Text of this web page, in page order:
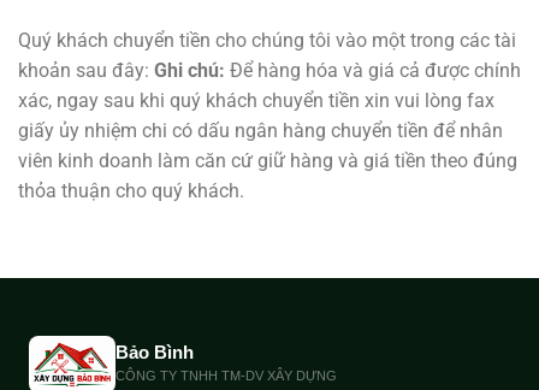
Quý khách chuyển tiền cho chúng tôi vào một trong các tài
khoản sau đây: Ghi chú: Để hàng hóa và giá cả được chính
xác, ngay sau khi quý khách chuyển tiền xin vui lòng fax
giấy ủy nhiệm chi có dấu ngân hàng chuyển tiền để nhân
viên kinh doanh làm căn cứ giữ hàng và giá tiền theo đúng
thỏa thuận cho quý khách.
Bảo Bình
CÔNG TY TNHH TM-DV XÂY DỰNG